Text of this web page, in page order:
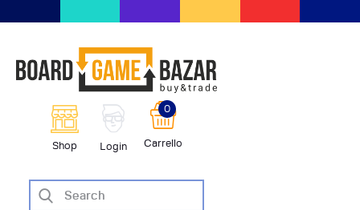
Shop Login Carrello
0
giochi da tavolo
BoardGameBazar
HOME
SHOP